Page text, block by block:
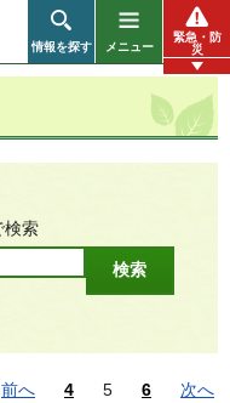
情報を探す メニュー
緊急・防
災
検索
前へ 4 5 6 次へ